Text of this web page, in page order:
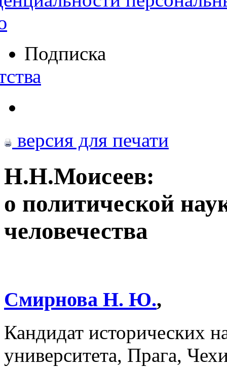
Подписка
версия для печати
Н.Н.Моисеев:
о политической
человечества
Смирнова Н. Ю.,
Кандидат исторических
университета, Прага,